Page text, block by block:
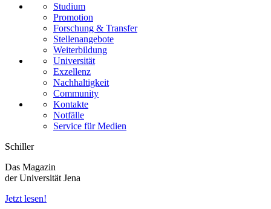
Studium
Promotion
Forschung & Transfer
Stellenangebote
Weiterbildung
Universität
Exzellenz
Nachhaltigkeit
Community
Kontakte
Notfälle
Service für Medien
Schiller
Das Magazin
der Universität Jena
Jetzt lesen!